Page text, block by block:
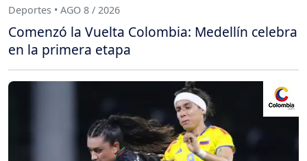
Deportes • AGO 8 / 2026
Comenzó la Vuelta Colombia: Medellín celebra
en la primera etapa